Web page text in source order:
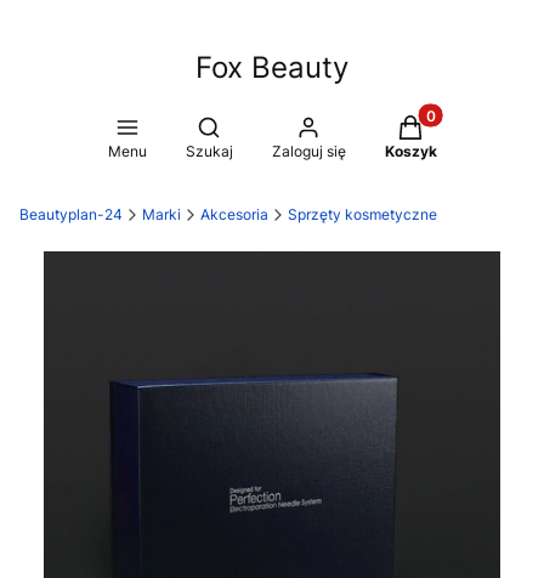
Fox Beauty
Menu
Otwórz wyszukiwarkę
Szukaj Zaloguj się
Produkty w
Koszyk
Beautyplan-24 Marki Akcesoria Sprzęty kosmetyczne